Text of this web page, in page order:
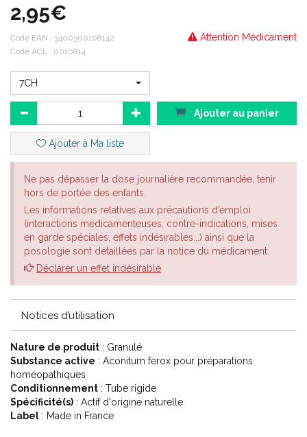
2,95€
Attention Médicament
Code EAN : 3400300108142
Code ACL : 0010814
7CH
Ajouter au panier
Ajouter à Ma liste
Ne pas dépasser la dose journalière recommandée, tenir
hors de portée des enfants.
Les informations relatives aux précautions d’emploi
(interactions médicamenteuses, contre-indications, mises
en garde spéciales, effets indésirables...) ainsi que la
posologie sont détaillées par la notice du médicament.
Déclarer un effet indésirable
Notices d’utilisation
Nature de produit : Granulé
Substance active : Aconitum ferox pour préparations
homéopathiques
Conditionnement : Tube rigide
Spécificité(s) : Actif d'origine naturelle
Label : Made in France